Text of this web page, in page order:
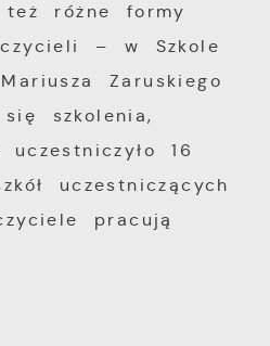
też różne formy
– w Szkole
Zaruskiego
szkolenia,
16
uczestniczących
pracują